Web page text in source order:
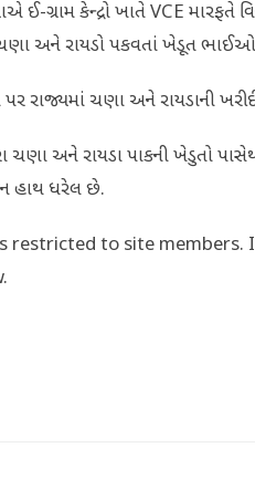
ઈ-ગ્રામ કેન્દ્રો ખાતે VCE
અને રાયડો પકવતાં ખેડૂત
પર રાજ્યમાં ચણા અને રાયડાની
ચણા અને રાયડા પાકની ખેડુતો
હાથ ધરેલ છે.
restricted to site members.